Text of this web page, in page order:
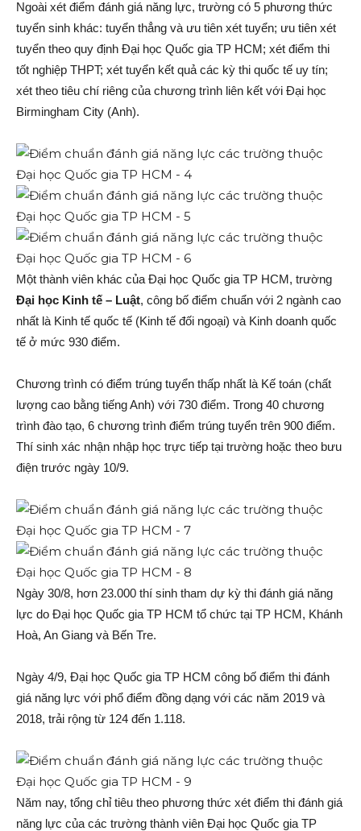
Ngoài xét điểm đánh giá năng lực, trường có 5 phương thức
tuyển sinh khác: tuyển thẳng và ưu tiên xét tuyển; ưu tiên xét
tuyển theo quy định Đại học Quốc gia TP HCM; xét điểm thi
tốt nghiệp THPT; xét tuyển kết quả các kỳ thi quốc tế uy tín;
xét theo tiêu chí riêng của chương trình liên kết với Đại học
Birmingham City (Anh).
Một thành viên khác của Đại học Quốc gia TP HCM, trường
Đại học Kinh tế – Luật, công bố điểm chuẩn với 2 ngành cao
nhất là Kinh tế quốc tế (Kinh tế đối ngoại) và Kinh doanh quốc
tế ở mức 930 điểm.
Chương trình có điểm trúng tuyển thấp nhất là Kế toán (chất
lượng cao bằng tiếng Anh) với 730 điểm. Trong 40 chương
trình đào tạo, 6 chương trình điểm trúng tuyển trên 900 điểm.
Thí sinh xác nhận nhập học trực tiếp tại trường hoặc theo bưu
điện trước ngày 10/9.
Ngày 30/8, hơn 23.000 thí sinh tham dự kỳ thi đánh giá năng
lực do Đại học Quốc gia TP HCM tổ chức tại TP HCM, Khánh
Hoà, An Giang và Bến Tre.
Ngày 4/9, Đại học Quốc gia TP HCM công bố điểm thi đánh
giá năng lực với phổ điểm đồng dạng với các năm 2019 và
2018, trải rộng từ 124 đến 1.118.
Năm nay, tổng chỉ tiêu theo phương thức xét điểm thi đánh giá
năng lực của các trường thành viên Đại học Quốc gia TP